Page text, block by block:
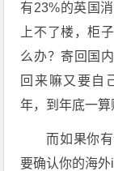
有23%的英国
上不了楼，柜
么办？寄回国
回来嘛又要自
年，到年底一算
而如果你
要确认你的海外